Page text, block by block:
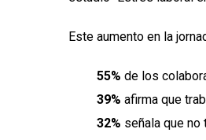
Este aumento en la
55% de los
39% afirma que
32% señala que